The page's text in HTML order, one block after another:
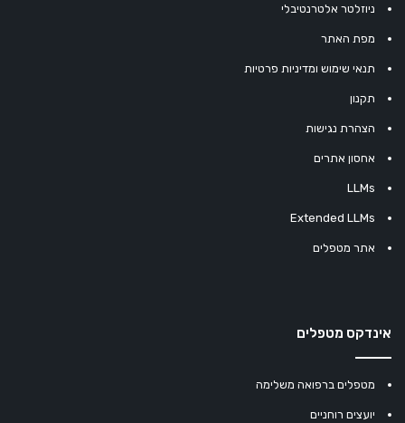
ניוזלטר אלטרנטיבלי
מפת האתר
תנאי שימוש ומדיניות פרטיות
תקנון
הצהרת נגישות
אחסון אתרים
LLMs
Extended LLMs
אתר מטפלים
אינדקס מטפלים
מטפלים ברפואה משלימה
יועצים רוחניים